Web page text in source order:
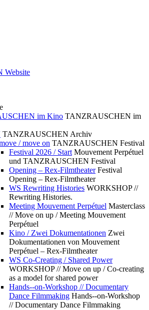
im Kino TANZRAUSCHEN im
TANZRAUSCHEN Archiv
/ move on TANZRAUSCHEN Festival
Festival 2026 / Start Mouvement Perpétuel
und TANZRAUSCHEN Festival
Opening – Rex-Filmtheater Festival
Opening – Rex-Filmtheater
WS Rewriting Histories WORKSHOP //
Rewriting Histories.
Meeting Mouvement Perpétuel Masterclass
// Move on up / Meeting Mouvement
Perpétuel
Kino / Zwei Dokumentationen Zwei
Dokumentationen von Mouvement
Perpétuel – Rex-Filmtheater
WS Co-Creating / Shared Power
WORKSHOP // Move on up / Co-creating
as a model for shared power
Hands--on-Workshop // Documentary
Dance Filmmaking Hands--on-Workshop
// Documentary Dance Filmmaking